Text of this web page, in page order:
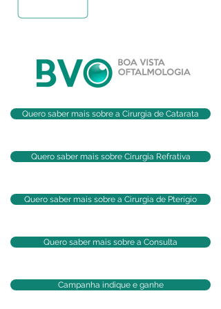
Quero saber mais sobre a Cirurgia de Catarata
Quero saber mais sobre Cirurgia Refrativa
Quero saber mais sobre a Cirurgia de Pterígio
Quero saber mais sobre a Consulta
Campanha indique e ganhe